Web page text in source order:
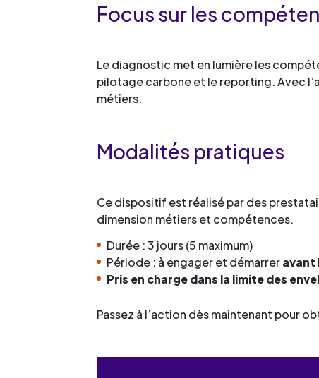
Focus sur les
Le diagnostic met en lumière les
pilotage carbone et le reporting. Avec
métiers.
Modalités pratiques
Ce dispositif est réalisé par des
dimension métiers et compétences.
Durée : 3 jours (5 maximum)
Période : à engager et démarreravant
Pris en charge dans la limite des
Passez à l’action dès maintenant pour